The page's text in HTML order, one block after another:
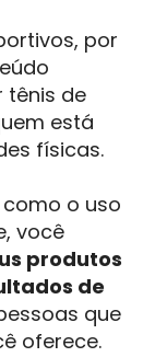
por
tênis de
está
físicas.
como o uso
você
produtos
de
que
oferece.